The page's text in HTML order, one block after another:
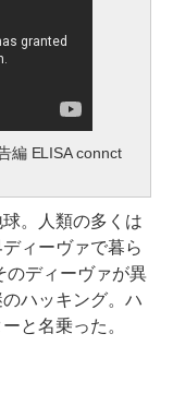
編 ELISA connct
。人類の多くは
ィーヴァで暮ら
のディーヴァが異
ハッキング。ハ
と名乗った。